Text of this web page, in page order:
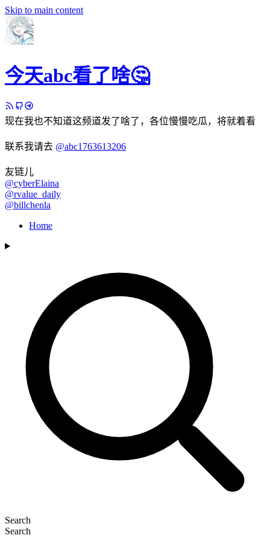
Skip to main content
今天abc看了啥🤔
现在我也不知道这频道发了啥了，各位慢慢吃瓜，将就着看
联系我请去 @abc1763613206
友链儿
@cyberElaina
@rvalue_daily
@billchenla
Home
Search
Search